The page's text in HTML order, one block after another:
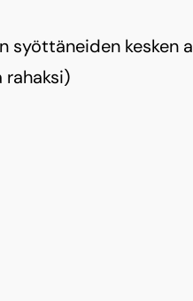
syöttäneiden kesken
rahaksi)